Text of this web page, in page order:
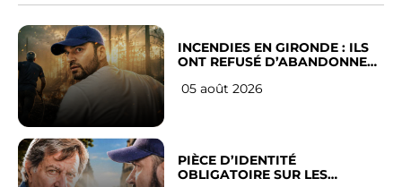
INCENDIES EN GIRONDE : ILS
ONT REFUSÉ D’ABANDONNER
05 août 2026
PIÈCE D’IDENTITÉ
OBLIGATOIRE SUR LES